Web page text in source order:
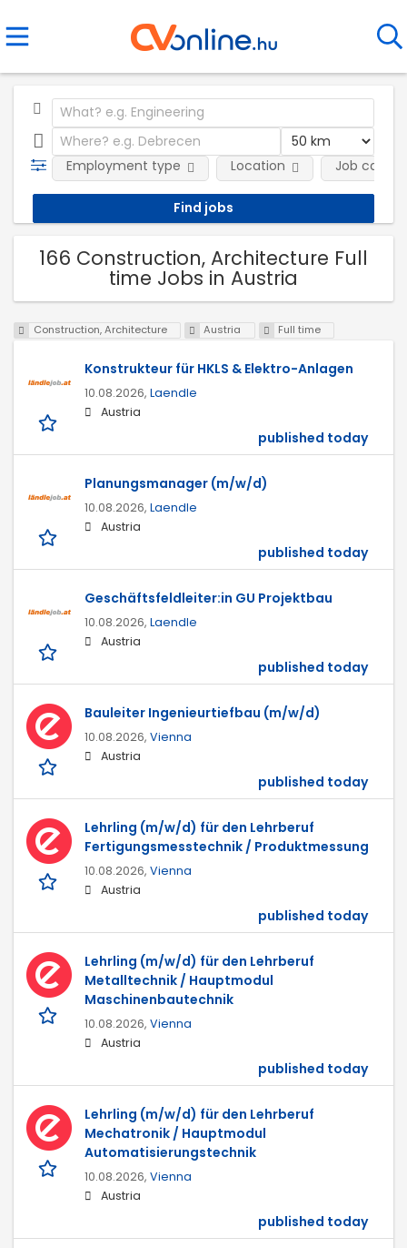
Employment type Location Job
166 Construction, Architecture Full
time Jobs in Austria
Construction, Architecture Austria Full time
Konstrukteur für HKLS & Elektro-Anlagen
10.08.2026, Laendle
Austria
published today
Planungsmanager (m/w/d)
10.08.2026, Laendle
Austria
published today
Geschäftsfeldleiter:in GU Projektbau
10.08.2026, Laendle
Austria
published today
Bauleiter Ingenieurtiefbau (m/w/d)
10.08.2026, Vienna
Austria
published today
Lehrling (m/w/d) für den Lehrberuf
Fertigungsmesstechnik / Produktmessung
10.08.2026, Vienna
Austria
published today
Lehrling (m/w/d) für den Lehrberuf
Metalltechnik / Hauptmodul
Maschinenbautechnik
10.08.2026, Vienna
Austria
published today
Lehrling (m/w/d) für den Lehrberuf
Mechatronik / Hauptmodul
Automatisierungstechnik
10.08.2026, Vienna
Austria
published today